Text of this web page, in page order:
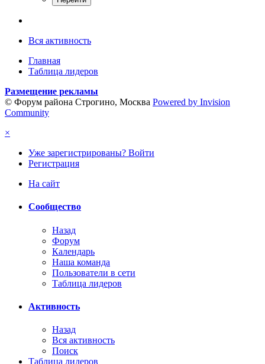
Вся активность
Главная
Таблица лидеров
Размещение рекламы
© Форум района Строгино, Москва Powered by Invision
Community
×
Уже зарегистрированы? Войти
Регистрация
На сайт
Сообщество
Назад
Форум
Календарь
Наша команда
Пользователи в сети
Таблица лидеров
Активность
Назад
Вся активность
Поиск
Таблица лидеров